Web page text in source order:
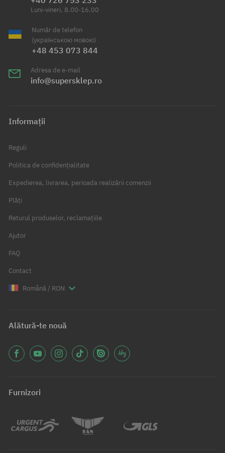
Luni-vineri, 8.00-16.00
Număr de telefon
(українською мовою)
+48 453 073 844
Adresa de e-mail
info@supersklep.ro
Informații
Reguli
Politica de confidențialitate
Expedierea, livrarea, perioada realizării comenzii
Plăți
Returul produselor, reclamațiile
Ajutor
FAQ
Contact
Română / RON
Alătură-te nouă
Furnizori